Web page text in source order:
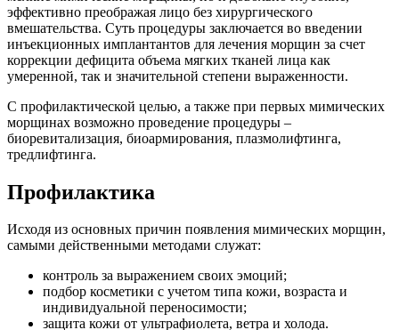
эффективно преображая лицо без хирургического
вмешательства. Суть процедуры заключается во введении
инъекционных имплантантов для лечения морщин за счет
коррекции дефицита объема мягких тканей лица как
умеренной, так и значительной степени выраженности.
С профилактической целью, а также при первых мимических
морщинах возможно проведение процедуры –
биоревитализация, биоармирования, плазмолифтинга,
тредлифтинга.
Профилактика
Исходя из основных причин появления мимических морщин,
самыми действенными методами служат:
контроль за выражением своих эмоций;
подбор косметики с учетом типа кожи, возраста и
индивидуальной переносимости;
защита кожи от ультрафиолета, ветра и холода.